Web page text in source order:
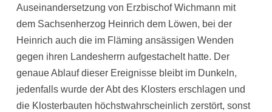
Auseinandersetzung von Erzbischof Wichmann mit
dem Sachsenherzog Heinrich dem Löwen, bei der
Heinrich auch die im Fläming ansässigen Wenden
gegen ihren Landesherrn aufgestachelt hatte. Der
genaue Ablauf dieser Ereignisse bleibt im Dunkeln,
jedenfalls wurde der Abt des Klosters erschlagen und
die Klosterbauten höchstwahrscheinlich zerstört, sonst